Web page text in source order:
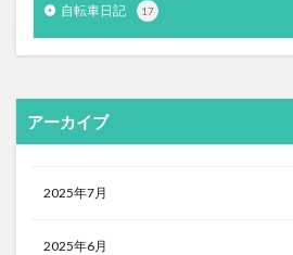
自転車日記 17
アーカイブ
2025年7月
2025年6月